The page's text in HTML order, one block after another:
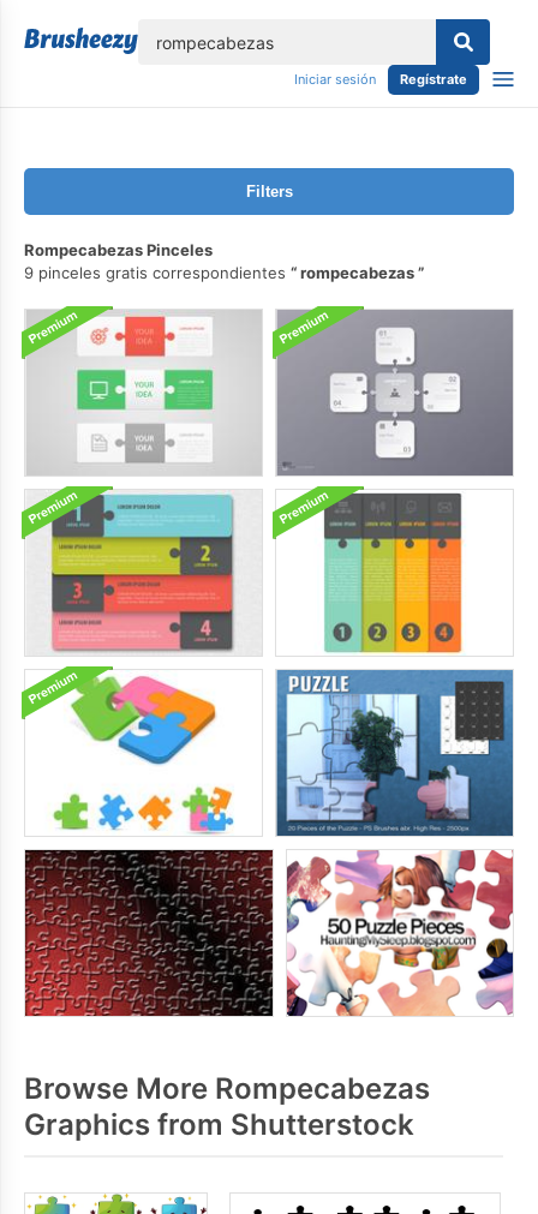
Iniciar sesión Regístrate
Filters
Rompecabezas Pinceles
9 pinceles gratis correspondientes
rompecabezas
Browse More Rompecabezas
Graphics from Shutterstock